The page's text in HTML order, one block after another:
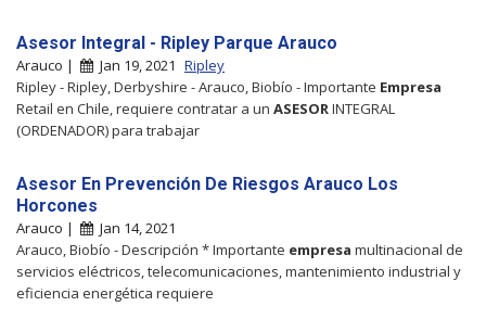
Asesor Integral - Ripley Parque Arauco
Arauco | Jan 19, 2021 Ripley
Ripley - Ripley, Derbyshire - Arauco, Biobío - Importante Empresa
Retail en Chile, requiere contratar a un ASESOR INTEGRAL
(ORDENADOR) para trabajar
Asesor En Prevención De Riesgos Arauco Los
Horcones
Arauco |
Jan 14, 2021
Arauco, Biobío - Descripción * Importante empresa multinacional de
servicios eléctricos, telecomunicaciones, mantenimiento industrial y
eficiencia energética requiere